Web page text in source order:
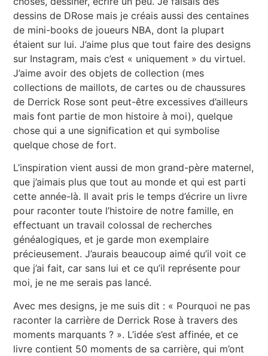
dessins de DRose mais je créais aussi des centaines
de mini-books de joueurs NBA, dont la plupart
étaient sur lui. J’aime plus que tout faire des designs
sur Instagram, mais c’est « uniquement » du virtuel.
J’aime avoir des objets de collection (mes
collections de maillots, de cartes ou de chaussures
de Derrick Rose sont peut-être excessives d’ailleurs
mais font partie de mon histoire à moi), quelque
chose qui a une signification et qui symbolise
quelque chose de fort.
L’inspiration vient aussi de mon grand-père maternel,
que j’aimais plus que tout au monde et qui est parti
cette année-là. Il avait pris le temps d’écrire un livre
pour raconter toute l’histoire de notre famille, en
effectuant un travail colossal de recherches
généalogiques, et je garde mon exemplaire
précieusement. J’aurais beaucoup aimé qu’il voit ce
que j’ai fait, car sans lui et ce qu’il représente pour
moi, je ne me serais pas lancé.
Avec mes designs, je me suis dit : « Pourquoi ne pas
raconter la carrière de Derrick Rose à travers des
moments marquants ? ». L’idée s’est affinée, et ce
livre contient 50 moments de sa carrière, qui m’ont